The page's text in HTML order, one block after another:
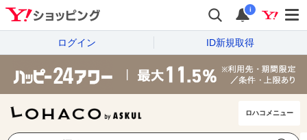
i
ログイン ID新規取得
ロハコメニュー